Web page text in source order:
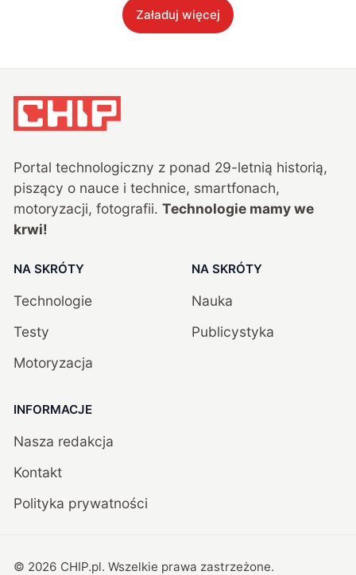
Załaduj więcej
Portal technologiczny z ponad 29-letnią historią,
piszący o nauce i technice, smartfonach,
motoryzacji, fotografii. Technologie mamy we
krwi!
NA SKRÓTY
Technologie
Testy
Motoryzacja
NA SKRÓTY
Nauka
Publicystyka
INFORMACJE
Nasza redakcja
Kontakt
Polityka prywatności
© 2026 CHIP.pl. Wszelkie prawa zastrzeżone.